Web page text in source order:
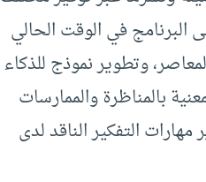
البرنامج في الوقت الحالي
وتطوير نموذج للذكاء
بالمناظرة والممارسات
التفكير الناقد لدى